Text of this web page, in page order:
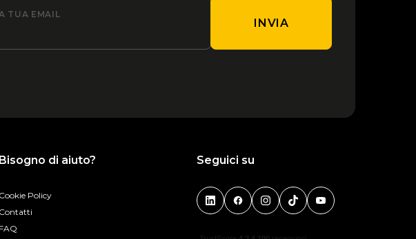
TUA EMAIL
INVIA
Bisogno di aiuto?
Cookie Policy
Contatti
FAQ
Seguici su